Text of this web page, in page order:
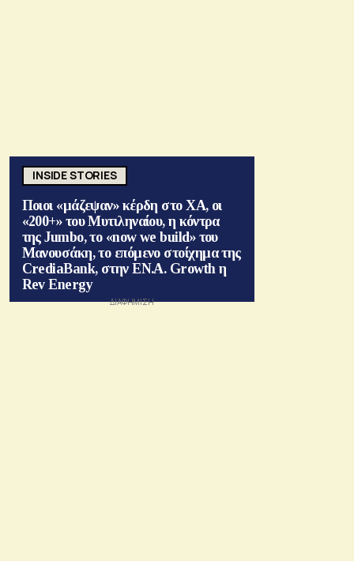
INSIDE STORIES
Ποιοι «μάζεψαν» κέρδη στο ΧΑ, οι
«200+» του Μυτιληναίου, η κόντρα
της Jumbo, το «now we build» του
Μανουσάκη, το επόμενο στοίχημα της
CrediaBank, στην ΕΝ.Α. Growth η
Rev Energy